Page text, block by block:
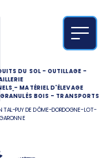
DU SOL-OUTILLAGE-
-MATÉRIEL D'ÉLEVAGE
GRANULÉS BOIS - TRANSPORTS
PUY DE DÔME-DORDOGNE-LOT-